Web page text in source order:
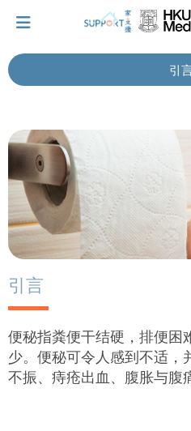
让我们与你并肩而行。
拥抱每刻，留住这爱。
轻松一下，充下电啦！
小贴士‧「家」资源
引
引言
便秘指粪便干结硬，排便困
少。便秘可令人感到不适，
不振、痔疮出血、腹胀与腹